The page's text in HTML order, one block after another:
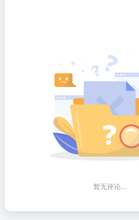
暂无评论...